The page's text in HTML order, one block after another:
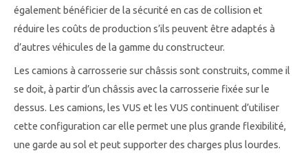
également bénéficier de la sécurité en cas de collision et
réduire les coûts de production s’ils peuvent être adaptés à
d’autres véhicules de la gamme du constructeur.
Les camions à carrosserie sur châssis sont construits, comme il
se doit, à partir d’un châssis avec la carrosserie fixée sur le
dessus. Les camions, les VUS et les VUS continuent d’utiliser
cette configuration car elle permet une plus grande flexibilité,
une garde au sol et peut supporter des charges plus lourdes.